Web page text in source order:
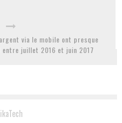
via le mobile ont presque
juillet 2016 et juin 2017